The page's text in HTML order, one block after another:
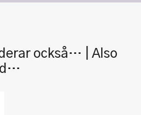
också… | Also